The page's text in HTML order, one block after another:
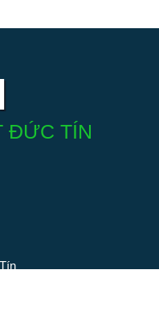
ĐỨC TÍN